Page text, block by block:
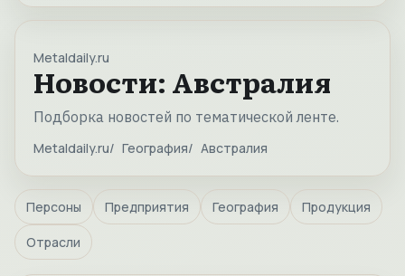
Metaldaily.ru
Новости: Австралия
Подборка новостей по тематической ленте.
Metaldaily.ru География Австралия
Персоны Предприятия География Продукция
Отрасли